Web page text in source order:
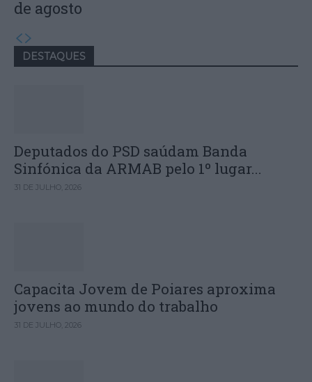
de agosto
DESTAQUES
Deputados do PSD saúdam Banda
Sinfónica da ARMAB pelo 1º lugar...
31 DE JULHO, 2026
Capacita Jovem de Poiares aproxima
jovens ao mundo do trabalho
31 DE JULHO, 2026